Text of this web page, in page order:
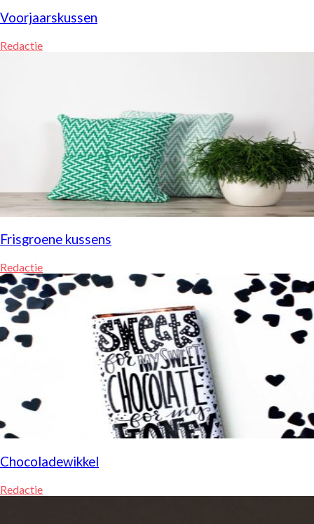
Voorjaarskussen
Redactie
Frisgroene kussens
Redactie
Chocoladewikkel
Redactie